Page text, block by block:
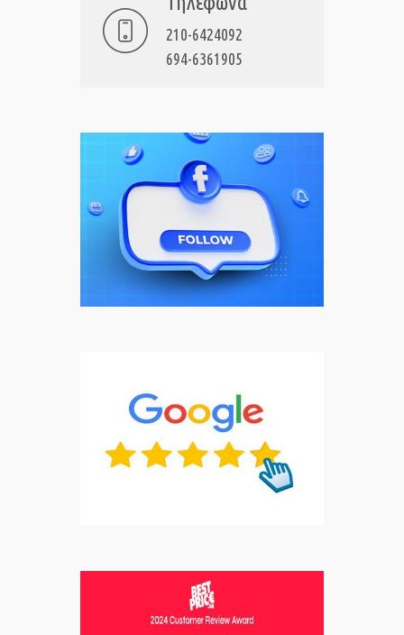
210-6424092
694-6361905